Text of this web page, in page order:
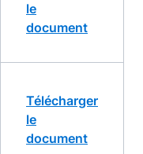
le
document
Télécharger
le
document